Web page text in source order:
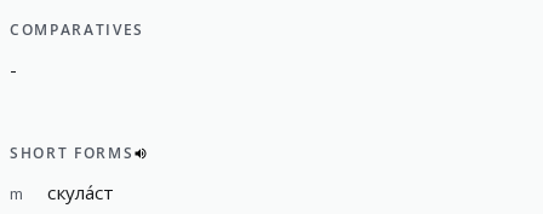
COMPARATIVES
-
SHORT FORMS
m скула́ст